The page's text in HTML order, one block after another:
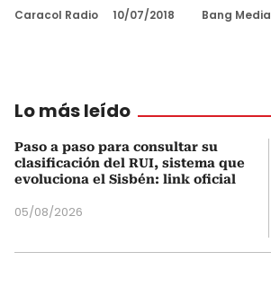
Caracol Radio 10/07/2018 Bang Media
Lo más leído
Paso a paso para consultar su
clasificación del RUI, sistema que
evoluciona el Sisbén: link oficial
05/08/2026